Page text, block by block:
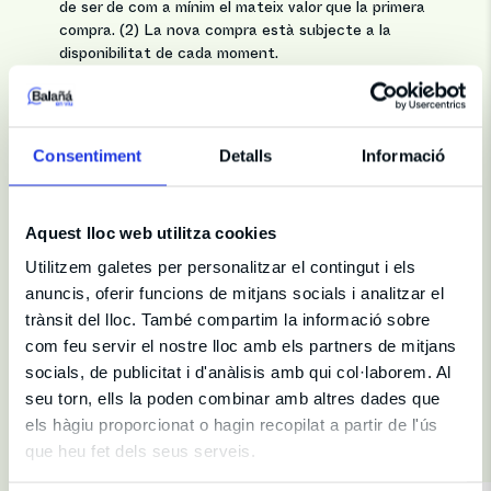
Consentiment Detalls Informació
Aquest lloc web utilitza cookies
Utilitzem galetes per personalitzar el contingut i els
anuncis, oferir funcions de mitjans socials i analitzar el
trànsit del lloc. També compartim la informació sobre
com feu servir el nostre lloc amb els partners de mitjans
socials, de publicitat i d'anàlisis amb qui col·laborem. Al
seu torn, ells la poden combinar amb altres dades que
els hàgiu proporcionat o hagin recopilat a partir de l'ús
que heu fet dels seus serveis.
de ser de com a mínim el mateix valor que la primera
compra. (2) La nova compra està subjecte a la
disponibilitat de cada moment.
Galeria
Et recomanem